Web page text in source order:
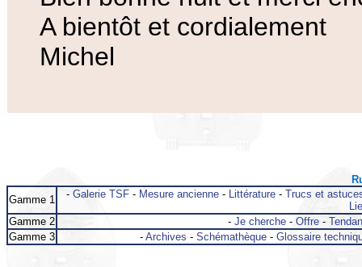
A bientôt et cordialement
Michel
Gamme 1
- Galerie TSF- Mesure ancienne- Littérature- Trucs et
Gamme 2
- Je cherche- Offre-
Gamme 3
- Archives - Schémathèque- Glossaire